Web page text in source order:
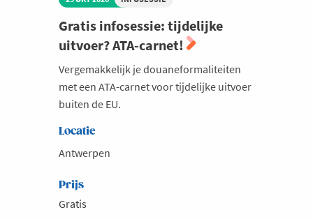
Gratis infosessie: tijdelijke
uitvoer? ATA-carnet!
Vergemakkelijk je douaneformaliteiten
met een ATA-carnet voor tijdelijke uitvoer
buiten de EU.
Locatie
Antwerpen
Prijs
Gratis
Milieu
Mobiliteit
Netwerking
Onderwijs
Retail
Ruimtelijke ordening en Infrastructuur